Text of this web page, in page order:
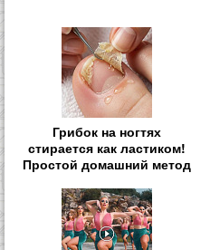
Грибок на ногтях
стирается как ластиком!
Простой домашний метод